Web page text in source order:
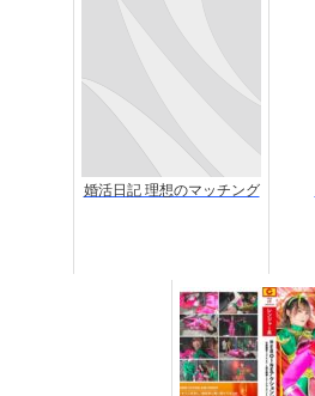
婚活日記 理想のマッチング